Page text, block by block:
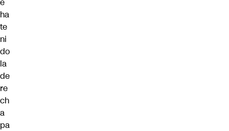
ha
te
ni
do
la
de
re
ch
a
pa